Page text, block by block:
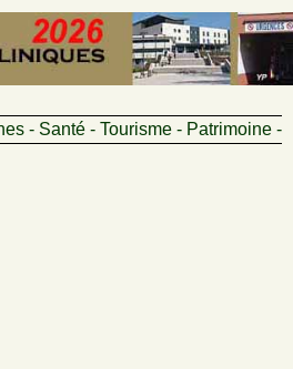
- Santé - Tourisme - Patrimoine -